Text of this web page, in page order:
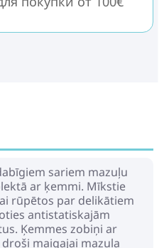
sariem mazuļu
ar ķemmi. Mīkstie
rūpētos par delikātiem
antistatiskajām
Ķemmes zobiņi ar
maigajai mazuļa